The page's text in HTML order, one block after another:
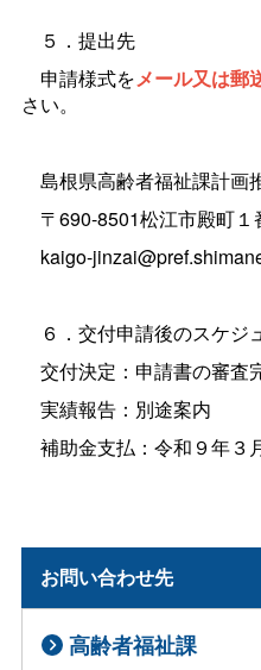
５．提出先
申請様式をメール又は郵
さい。
島根県高齢者福祉課計画
〒690-8501松江市殿町１
kaigo-
６．交付申請後のスケジ
交付決定：申請書の審査
実績報告：別途案内
補助金支払：令和９年３
お問い合わせ先
高齢者福祉課